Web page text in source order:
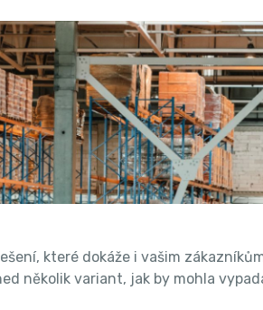
které dokáže i vašim
několik variant, jak by mohla